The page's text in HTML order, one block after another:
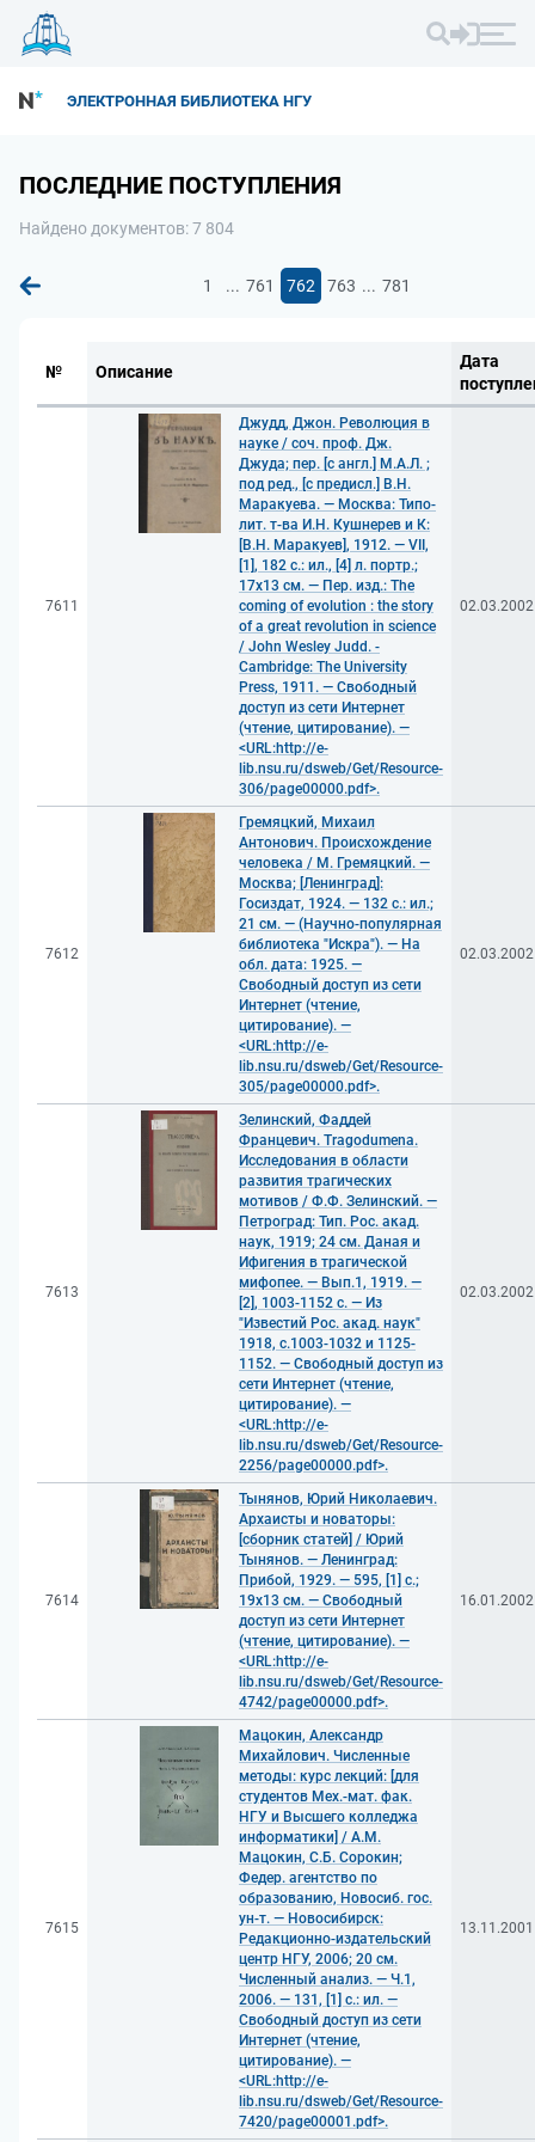
ЭЛЕКТРОННАЯ БИБЛИОТЕКА НГУ
ПОСЛЕДНИЕ ПОСТУПЛЕНИЯ
Найдено документов: 7 804
1 ... 761 762 763 ... 781
№ Описание
Дата
7611
Джудд, Джон. Революция в
науке / соч. проф. Дж.
Джуда; пер. [с англ.] М.А.Л. ;
под ред., [с предисл.] В.Н.
Маракуева. — Москва: Типо-
лит. т-ва И.Н. Кушнерев и К:
[В.Н. Маракуев], 1912. — VII,
[1], 182 с.: ил., [4] л. портр.;
17x13 см. — Пер. изд.: The
coming of evolution : the story
of a great revolution in science
/ John Wesley Judd. -
Cambridge: The University
Press, 1911. — Свободный
доступ из сети Интернет
(чтение, цитирование). —
<URL:http://e-
lib.nsu.ru/dsweb/Get/Resource-
306/page00000.pdf>.
02.03.2002
7612
Гремяцкий, Михаил
Антонович. Происхождение
человека / М. Гремяцкий. —
Москва; [Ленинград]:
Госиздат, 1924. — 132 с.: ил.;
21 см. — (Научно-популярная
библиотека "Искра"). — На
обл. дата: 1925. —
Свободный доступ из сети
Интернет (чтение,
цитирование). —
<URL:http://e-
lib.nsu.ru/dsweb/Get/Resource-
305/page00000.pdf>.
02.03.2002
7613
Зелинский, Фаддей
Францевич. Tragodumena.
Исследования в области
развития трагических
мотивов / Ф.Ф. Зелинский. —
Петроград: Тип. Рос. акад.
наук, 1919; 24 см. Даная и
Ифигения в трагической
мифопее. — Вып.1, 1919. —
[2], 1003-1152 с. — Из
"Известий Рос. акад. наук"
1918, с.1003-1032 и 1125-
1152. — Свободный доступ из
сети Интернет (чтение,
цитирование). —
<URL:http://e-
lib.nsu.ru/dsweb/Get/Resource-
2256/page00000.pdf>.
02.03.2002
7614
Тынянов, Юрий Николаевич.
Архаисты и новаторы:
[сборник статей] / Юрий
Тынянов. — Ленинград:
Прибой, 1929. — 595, [1] с.;
19x13 см. — Свободный
доступ из сети Интернет
(чтение, цитирование). —
<URL:http://e-
lib.nsu.ru/dsweb/Get/Resource-
4742/page00000.pdf>.
16.01.2002
7615
Мацокин, Александр
Михайлович. Численные
методы: курс лекций: [для
студентов Мех.-мат. фак.
НГУ и Высшего колледжа
информатики] / А.М.
Мацокин, С.Б. Сорокин;
Федер. агентство по
образованию, Новосиб. гос.
ун-т. — Новосибирск:
Редакционно-издательский
центр НГУ, 2006; 20 см.
Численный анализ. — Ч.1,
2006. — 131, [1] с.: ил. —
Свободный доступ из сети
Интернет (чтение,
цитирование). —
<URL:http://e-
lib.nsu.ru/dsweb/Get/Resource-
7420/page00001.pdf>.
13.11.2001